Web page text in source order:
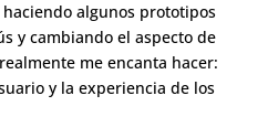
algunos prototipos
y cambiando el aspecto de
me encanta hacer:
y la experiencia de los